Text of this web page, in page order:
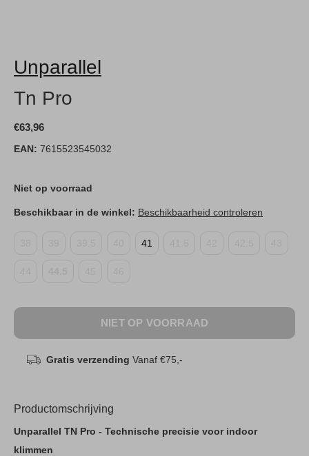
Unparallel
Tn Pro
€63,96
EAN: 7615523545032
Niet op voorraad
Beschikbaar in de winkel: Beschikbaarheid controleren
41
NIET OP VOORRAAD
Gratis verzending Vanaf €75,-
Productomschrijving
Unparallel TN Pro - Technische precisie voor indoor
klimmen